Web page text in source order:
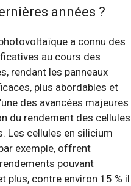
années ?
a connu des
au cours des
rendant les panneaux
plus abordables et
des avancées majeures
du rendement des cellules
Les cellules en silicium
exemple, offrent
pouvant
plus, contre environ 15 % il